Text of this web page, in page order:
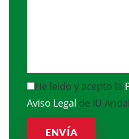
He leido y acepto la
Aviso Legal de IU
ENVÍA